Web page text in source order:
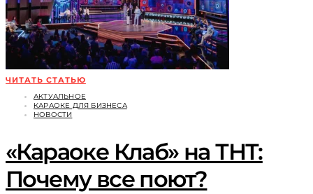
ЧИТАТЬ СТАТЬЮ
АКТУАЛЬНОЕ
КАРАОКЕ ДЛЯ БИЗНЕСА
НОВОСТИ
«Караоке Клаб» на ТНТ:
Почему все поют?